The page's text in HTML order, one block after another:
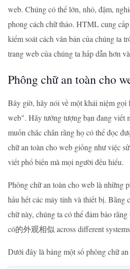
web. Chúng có thể lớn, nhỏ, đậm,
phong cách chữ thảo. HTML cung
kiểm soát cách văn bản của chúng ta
trang web của chúng ta hấp dẫn hơn
Phông chữ an toàn cho
Bây giờ, hãy nói về một khái niệm gọi
web". Hãy tưởng tượng bạn đang viết
muốn chắc chắn rằng họ có thể đọc
chữ an toàn cho web giống như việc
viết phổ biến mà mọi người đều hiểu.
Phông chữ an toàn cho web là những
hầu hết các máy tính và thiết bị. Bằng
chữ này, chúng ta có thể đảm bảo
có的外观相似 across different
Dưới đây là bảng một số phông chữ